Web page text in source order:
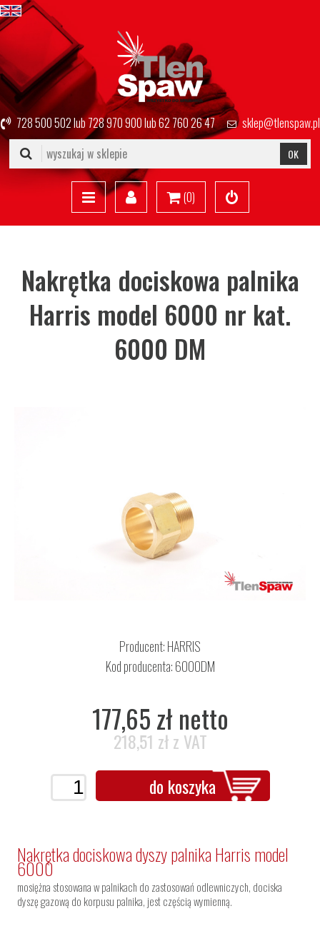
728 500 502lub728 970 900lub62 760 26 47 sklep@tlenspaw.pl
OK
(0)
Nakrętka dociskowa palnika
Harris model 6000 nr kat.
6000 DM
Producent:HARRIS
Kod producenta: 6000DM
177,65 zł netto
218,51 zł z VAT
do koszyka
Nakrętka dociskowa dyszy palnika Harris model
6000
mosiężna stosowana w palnikach do zastosowań odlewniczych, dociska
dyszę gazową do korpusu palnika, jest częścią wymienną.